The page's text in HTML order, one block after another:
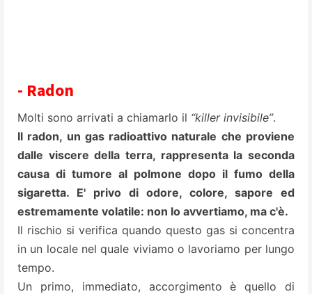
- Radon
Molti sono arrivati a chiamarlo il “killer invisibile”.
Il radon, un gas radioattivo naturale che proviene
dalle viscere della terra, rappresenta la seconda
causa di tumore al polmone dopo il fumo della
sigaretta. E' privo di odore, colore, sapore ed
estremamente volatile: non lo avvertiamo, ma c'è.
Il rischio si verifica quando questo gas si concentra
in un locale nel quale viviamo o lavoriamo per lungo
tempo.
Un primo, immediato, accorgimento è quello di